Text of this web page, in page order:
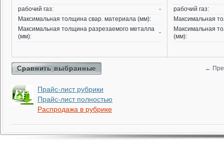
рабочий газ:
-
Максимальная толщина свар. материала (мм):
Максимальная толщина разрезаемого металла
(мм):
-
рабочий газ:
Максимальная
Максимальная
(мм):
Сравнить выбранные ←
Прайс-лист рубрики
Прайс-лист полностью
Распродажа в рубрике